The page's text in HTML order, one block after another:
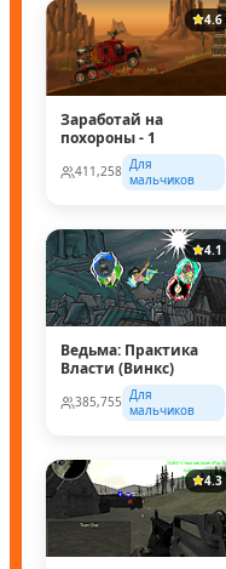
4.6
Заработай на
похороны - 1
411,258 Для
мальчиков
4.1
Ведьма: Практика
Власти (Винкс)
385,755 Для
мальчиков
4.3